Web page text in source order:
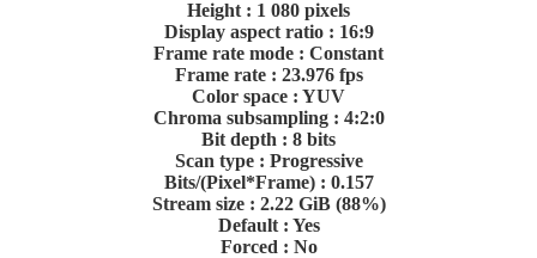
Height : 1 080 pixels
Display aspect ratio : 16:9
Frame rate mode : Constant
Frame rate : 23.976 fps
Color space : YUV
Chroma subsampling : 4:2:0
Bit depth : 8 bits
Scan type : Progressive
Bits/(Pixel*Frame) : 0.157
Stream size : 2.22 GiB (88%)
Default : Yes
Forced : No